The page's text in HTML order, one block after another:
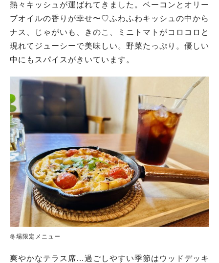
熱々キッシュが運ばれてきました。ベーコンとオリー
ブオイルの香りが幸せ〜♡ふわふわキッシュの中から
ナス、じゃがいも、きのこ、ミニトマトがコロコロと
現れてジューシーで美味しい。野菜たっぷり。優しい
中にもスパイスがきいています。
冬場限定メニュー
爽やかなテラス席…過ごしやすい季節はウッドデッキ